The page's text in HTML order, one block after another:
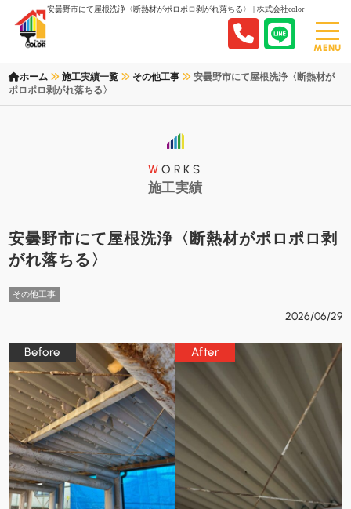
安曇野市にて屋根洗浄〈断熱材がポロポロ剥がれ落ちる〉 | 株式会社color
MENU
ホーム 施工実績一覧 その他工事
安曇野市にて屋根洗浄〈断熱材が
ポロポロ剥がれ落ちる〉
WORKS
施工実績
安曇野市にて屋根洗浄〈断熱材がポロポロ剥
がれ落ちる〉
その他工事
2026/06/29